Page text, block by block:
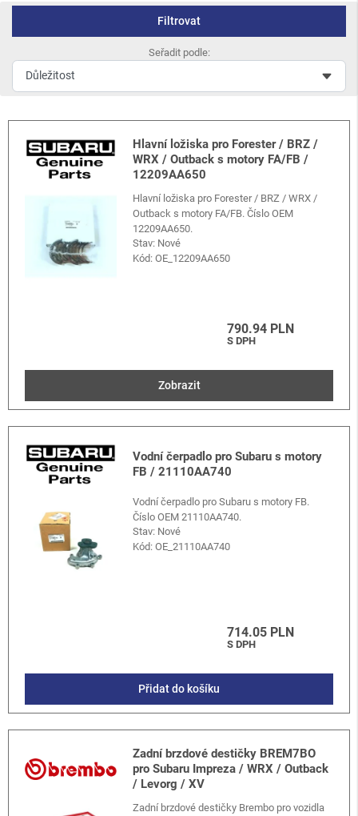
Filtrovat
Seřadit podle:
Hlavní ložiska pro Forester / BRZ /
WRX / Outback s motory FA/FB /
12209AA650
Hlavní ložiska pro Forester / BRZ / WRX /
Outback s motory FA/FB. Číslo OEM
12209AA650.
Stav: Nové
Kód:OE_12209AA650
790.94 PLN
S DPH
Zobrazit
Vodní čerpadlo pro Subaru s motory
FB / 21110AA740
Vodní čerpadlo pro Subaru s motory FB.
Číslo OEM 21110AA740.
Stav: Nové
Kód:OE_21110AA740
714.05 PLN
S DPH
Přidat do košíku
Zadní brzdové destičky BREM7BO
pro Subaru Impreza / WRX / Outback
/ Levorg / XV
Zadní brzdové destičky Brembo pro vozidla